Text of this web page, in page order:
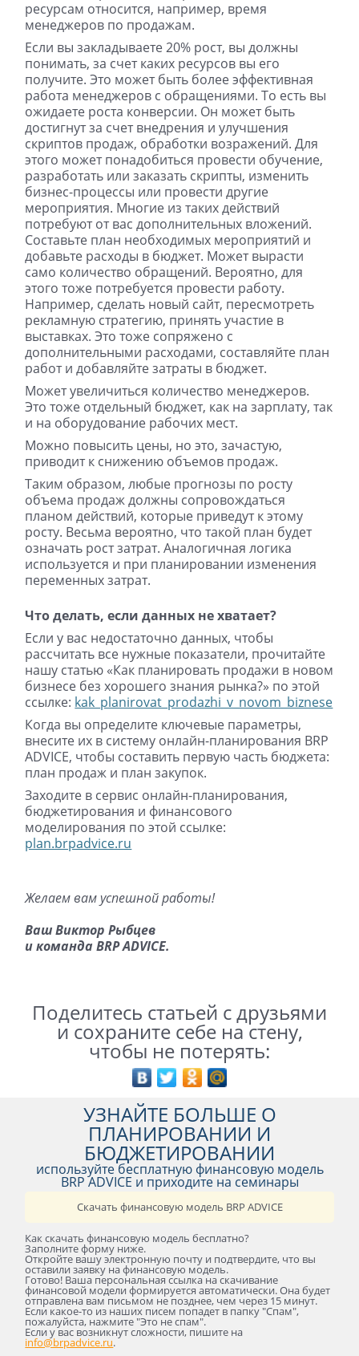
ресурсам относится, например, время
менеджеров по продажам.
Если вы закладываете 20% рост, вы должны
понимать, за счет каких ресурсов вы его
получите. Это может быть более эффективная
работа менеджеров с обращениями. То есть вы
ожидаете роста конверсии. Он может быть
достигнут за счет внедрения и улучшения
скриптов продаж, обработки возражений. Для
этого может понадобиться провести обучение,
разработать или заказать скрипты, изменить
бизнес-процессы или провести другие
мероприятия. Многие из таких действий
потребуют от вас дополнительных вложений.
Составьте план необходимых мероприятий и
добавьте расходы в бюджет. Может вырасти
само количество обращений. Вероятно, для
этого тоже потребуется провести работу.
Например, сделать новый сайт, пересмотреть
рекламную стратегию, принять участие в
выставках. Это тоже сопряжено с
дополнительными расходами, составляйте план
работ и добавляйте затраты в бюджет.
Может увеличиться количество менеджеров.
Это тоже отдельный бюджет, как на зарплату, так
и на оборудование рабочих мест.
Можно повысить цены, но это, зачастую,
приводит к снижению объемов продаж.
Таким образом, любые прогнозы по росту
объема продаж должны сопровождаться
планом действий, которые приведут к этому
росту. Весьма вероятно, что такой план будет
означать рост затрат. Аналогичная логика
используется и при планировании изменения
переменных затрат.
Что делать, если данных не хватает?
Если у вас недостаточно данных, чтобы
рассчитать все нужные показатели, прочитайте
нашу статью «Как планировать продажи в новом
бизнесе без хорошего знания рынка?» по этой
ссылке: kak_planirovat_prodazhi_v_novom_biznese
Когда вы определите ключевые параметры,
внесите их в систему онлайн-планирования BRP
ADVICE, чтобы составить первую часть бюджета:
план продаж и план закупок.
Заходите в сервис онлайн-планирования,
бюджетирования и финансового
моделирования по этой ссылке:
plan.brpadvice.ru
Желаем вам успешной работы!
Ваш Виктор Рыбцев
и команда BRP ADVICE.
УЗНАЙТЕ БОЛЬШЕ О
ПЛАНИРОВАНИИ И
БЮДЖЕТИРОВАНИИ
используйте бесплатную финансовую модель
BRP ADVICE и приходите на семинары
Скачать финансовую модель BRP ADVICE
Как скачать финансовую модель бесплатно?
Заполните форму ниже.
Откройте вашу электронную почту и подтвердите, что вы
оставили заявку на финансовую модель.
Готово! Ваша персональная ссылка на скачивание
финансовой модели формируется автоматически. Она будет
отправлена вам письмом не позднее, чем через 15 минут.
Если какое-то из наших писем попадет в папку "Спам",
пожалуйста, нажмите "Это не спам".
Если у вас возникнут сложности, пишите на
info@brpadvice.ru.